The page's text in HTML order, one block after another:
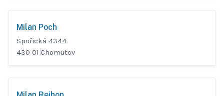
Milan Poch
Spořická 4344
430 01 Chomutov